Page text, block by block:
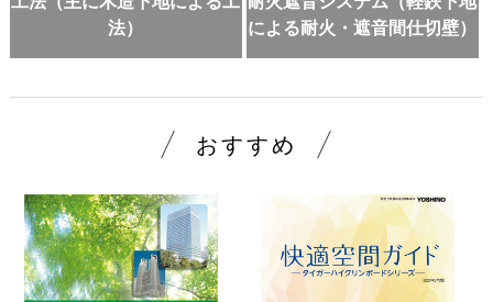
法）
による耐火・遮音間仕切壁）
おすすめ